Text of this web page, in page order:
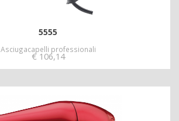
5555
Asciugacapelli professionali
€ 106,14